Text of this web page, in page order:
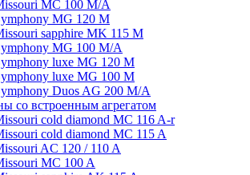
MC 100 M/A
MG 120 M
sapphire MK 115 M
MG 100 M/А
luxe MG 120 M
luxe MG 100 M
Duos AG 200 M/A
со встроенным агрегатом
cold diamond MC 116 A-r
cold diamond MC 115 A
AC 120 / 110 A
MC 100 A